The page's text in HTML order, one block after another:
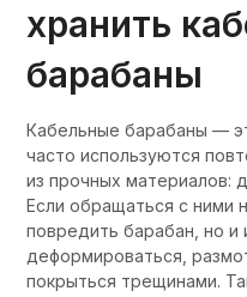
хранить
барабаны
Кабельные барабаны —
часто используются
из прочных материалов:
Если обращаться с ними
повредить барабан, но и
деформироваться,
покрыться трещинами.